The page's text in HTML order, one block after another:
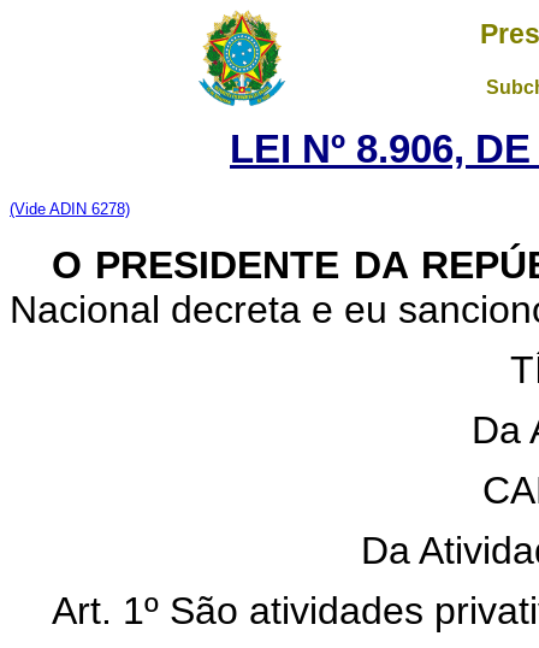
LEI Nº 8.906,
(Vide ADIN 6278)
O PRESIDENTE DA
Nacional decreta e eu
Da
Da
Art. 1º São atividades